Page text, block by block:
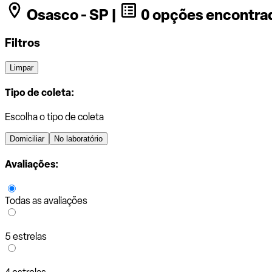
Osasco - SP | 0 opções
Filtros
Limpar
Tipo de coleta:
Escolha o tipo de coleta
Domiciliar No laboratório
Avaliações:
Todas as avaliações
5 estrelas